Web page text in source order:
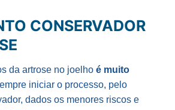
CONSERVADOR
da artrose no joelho é muito
iniciar o processo, pelo
dados os menores riscos e